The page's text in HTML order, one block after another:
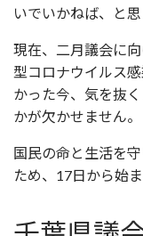
いでいかねば、と思
現在、二月議会に
型コロナウイルス
かった今、気を抜
かが欠かせません。
国民の命と生活を
ため、17日から始